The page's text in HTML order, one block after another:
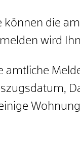
können die
wird
amtliche